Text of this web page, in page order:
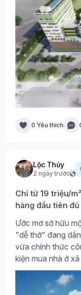
0 Yêu thích
Lộc Thủy
2 ngày trước
Chỉ từ 19 triệu/
hàng đầu tiên
Ước mơ sở hữu
"dễ thở" đang
vừa chính thức
kiện mua nhà ở